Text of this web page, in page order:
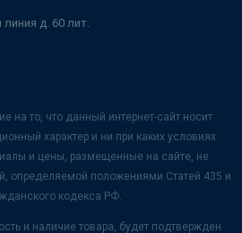
линия д. 60 лит.
то, что данный интернет-сайт носит
характер и ни при каких условиях
и цены, размещенные на сайте, не
определяемой положениями Статей 435 и
кодекса РФ.
и наличие товара, будет подтвержден